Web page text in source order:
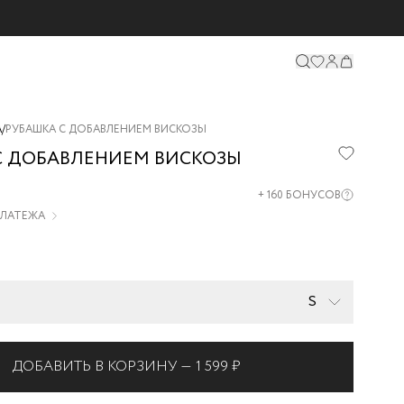
/РУБАШКА С ДОБАВЛЕНИЕМ ВИСКОЗЫ
ДОБАВЛЕНИЕМ ВИСКОЗЫ
+160 БОНУСОВ
S
ДОБАВИТЬ В КОРЗИНУ — 1 599 ₽